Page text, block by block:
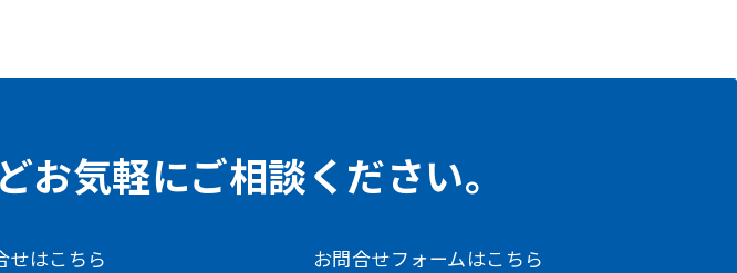
気軽にご相談ください。
せはこちら お問合せフォームはこちら